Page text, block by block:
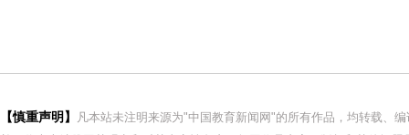
【慎重声明】
凡本站未注明来源为"中国教育新闻网"的所有作品，均转载、